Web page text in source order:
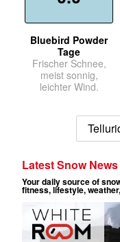
Bluebird Powder
Tage
Frischer Schnee,
meist sonnig,
leichter Wind.